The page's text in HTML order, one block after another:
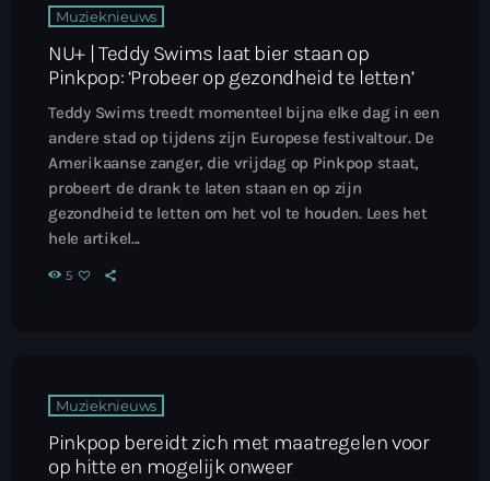
Muzieknieuws
NU+ | Teddy Swims laat bier staan op
Pinkpop: ‘Probeer op gezondheid te letten’
Teddy Swims treedt momenteel bijna elke dag in een
andere stad op tijdens zijn Europese festivaltour. De
Amerikaanse zanger, die vrijdag op Pinkpop staat,
probeert de drank te laten staan en op zijn
gezondheid te letten om het vol te houden. Lees het
hele artikel...
5
Muzieknieuws
Pinkpop bereidt zich met maatregelen voor
op hitte en mogelijk onweer